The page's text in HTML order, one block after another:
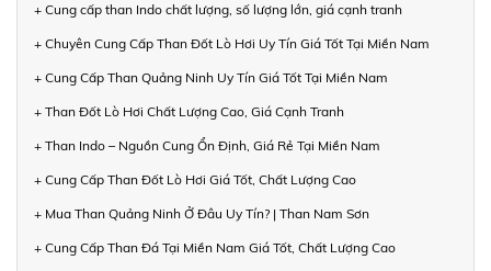
+ Cung cấp than Indo chất lượng, số lượng lớn, giá cạnh tranh
+ Chuyên Cung Cấp Than Đốt Lò Hơi Uy Tín Giá Tốt Tại Miền Nam
+ Cung Cấp Than Quảng Ninh Uy Tín Giá Tốt Tại Miền Nam
+ Than Đốt Lò Hơi Chất Lượng Cao, Giá Cạnh Tranh
+ Than Indo – Nguồn Cung Ổn Định, Giá Rẻ Tại Miền Nam
+ Cung Cấp Than Đốt Lò Hơi Giá Tốt, Chất Lượng Cao
+ Mua Than Quảng Ninh Ở Đâu Uy Tín? | Than Nam Sơn
+ Cung Cấp Than Đá Tại Miền Nam Giá Tốt, Chất Lượng Cao